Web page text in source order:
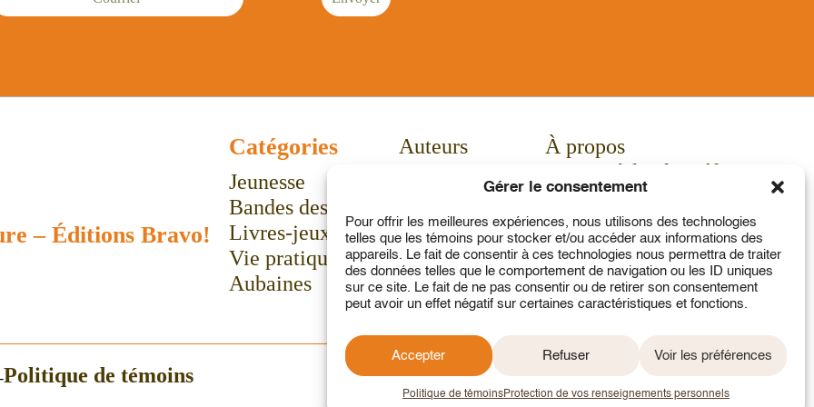
Gérer le consentement
Pour offrir les meilleures expériences, nous utilisons des technologies
telles que les témoins pour stocker et/ou accéder aux informations des
appareils. Le fait de consentir à ces technologies nous permettra de traiter
des données telles que le comportement de navigation ou les ID uniques
sur ce site. Le fait de ne pas consentir ou de retirer son consentement
peut avoir un effet négatif sur certaines caractéristiques et fonctions.
Accepter Refuser Voir les préférences
Politique de témoinsProtection de vos renseignements personnels
– Éditions Bravo!
Catégories
Jeunesse
Bandes dessinées
Livres-jeux
Vie pratique
Aubaines
Auteurs
Actualités
Calendrier
Communiqués
Concours
À propos
Service à la clientèle
Contact
Mon compte
Politique de témoins 2026 © Tous droits réservés